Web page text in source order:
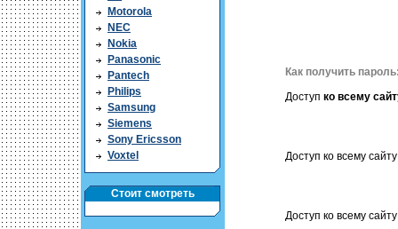
Motorola
NEC
Nokia
Panasonic
Pantech
Philips
Samsung
Siemens
Sony Ericsson
Voxtel
Стоит смотреть
Как получить
Доступ ко всему
Доступ ко всему
Доступ ко всему